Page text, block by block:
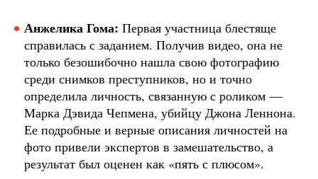
Анжелика Гома: Первая участница блестяще
справилась с заданием. Получив видео, она не
только безошибочно нашла свою фотографию
среди снимков преступников, но и точно
определила личность, связанную с роликом —
Марка Дэвида Чепмена, убийцу Джона Леннона.
Ее подробные и верные описания личностей на
фото привели экспертов в замешательство, а
результат был оценен как «пять с плюсом».